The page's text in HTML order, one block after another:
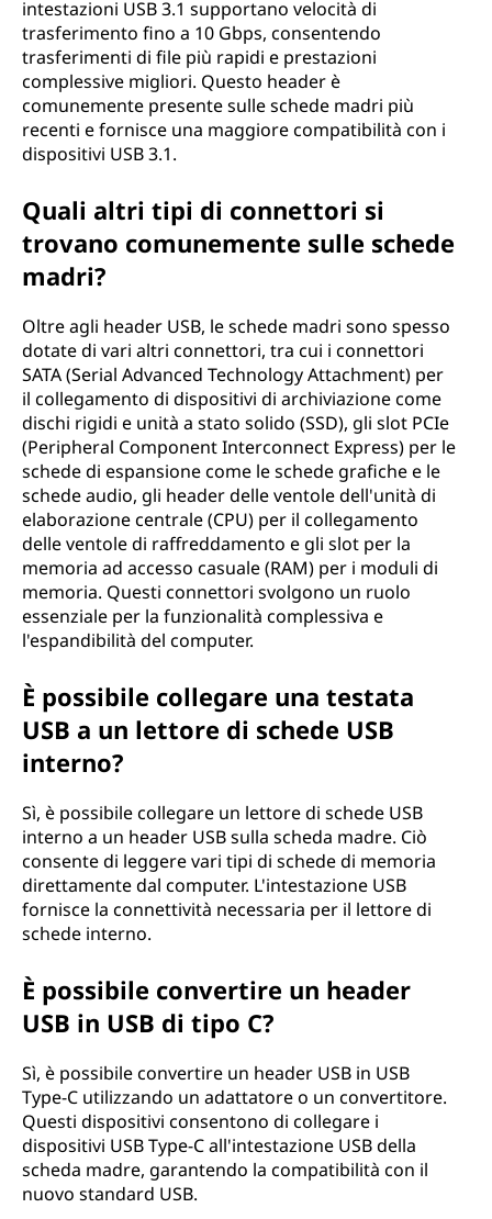
intestazioni USB 3.1 supportano velocità di
trasferimento fino a 10 Gbps, consentendo
trasferimenti di file più rapidi e prestazioni
complessive migliori. Questo header è
comunemente presente sulle schede madri più
recenti e fornisce una maggiore compatibilità con i
dispositivi USB 3.1.
Quali altri tipi di connettori si
trovano comunemente sulle schede
madri?
Oltre agli header USB, le schede madri sono spesso
dotate di vari altri connettori, tra cui i connettori
SATA (Serial Advanced Technology Attachment) per
il collegamento di dispositivi di archiviazione come
dischi rigidi e unità a stato solido (SSD), gli slot PCIe
(Peripheral Component Interconnect Express) per le
schede di espansione come le schede grafiche e le
schede audio, gli header delle ventole dell'unità di
elaborazione centrale (CPU) per il collegamento
delle ventole di raffreddamento e gli slot per la
memoria ad accesso casuale (RAM) per i moduli di
memoria. Questi connettori svolgono un ruolo
essenziale per la funzionalità complessiva e
l'espandibilità del computer.
È possibile collegare una testata
USB a un lettore di schede USB
interno?
Sì, è possibile collegare un lettore di schede USB
interno a un header USB sulla scheda madre. Ciò
consente di leggere vari tipi di schede di memoria
direttamente dal computer. L'intestazione USB
fornisce la connettività necessaria per il lettore di
schede interno.
È possibile convertire un header
USB in USB di tipo C?
Sì, è possibile convertire un header USB in USB
Type-C utilizzando un adattatore o un convertitore.
Questi dispositivi consentono di collegare i
dispositivi USB Type-C all'intestazione USB della
scheda madre, garantendo la compatibilità con il
nuovo standard USB.